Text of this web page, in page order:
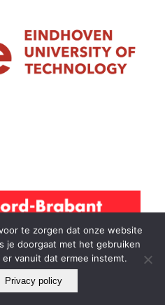
te zorgen dat onze website
je doorgaat met het gebruiken
vanuit dat ermee instemt.
Privacy policy